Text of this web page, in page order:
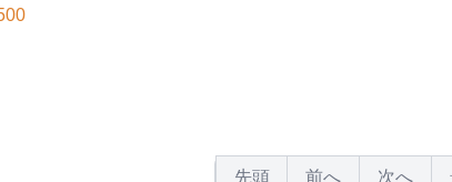
先頭 前へ 次へ